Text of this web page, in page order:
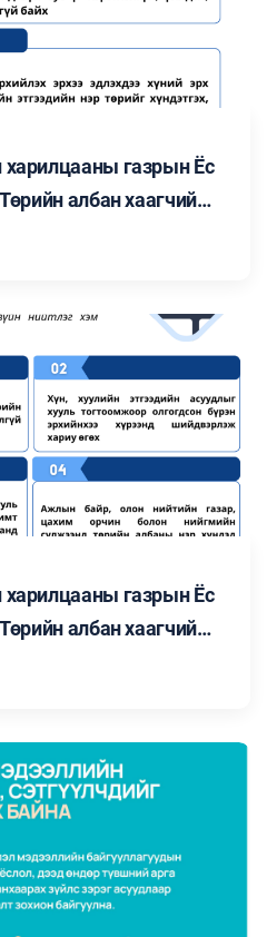
газрын Ёс
албан хаагчийн
"Төрийн албан
газрын Ёс
албан хаагчийн
"Төрийн албан